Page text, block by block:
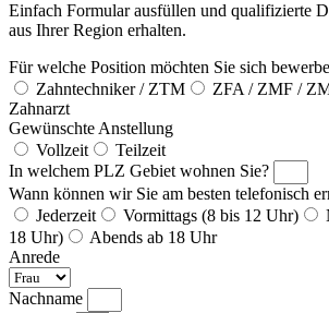
Einfach Formular ausfüllen und qualifizierte
aus Ihrer Region erhalten.
Für welche Position möchten Sie sich
Zahntechniker / ZTM
ZFA / ZMF /
Zahnarzt
Gewünschte Anstellung
Vollzeit
Teilzeit
In welchem PLZ Gebiet wohnen Sie?
Wann können wir Sie am besten telefonisch
Jederzeit
Vormittags (8 bis 12 Uhr)
18 Uhr)
Abends ab 18 Uhr
Anrede
Nachname